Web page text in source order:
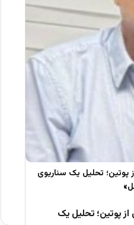
پوتین؛ تحلیل یک